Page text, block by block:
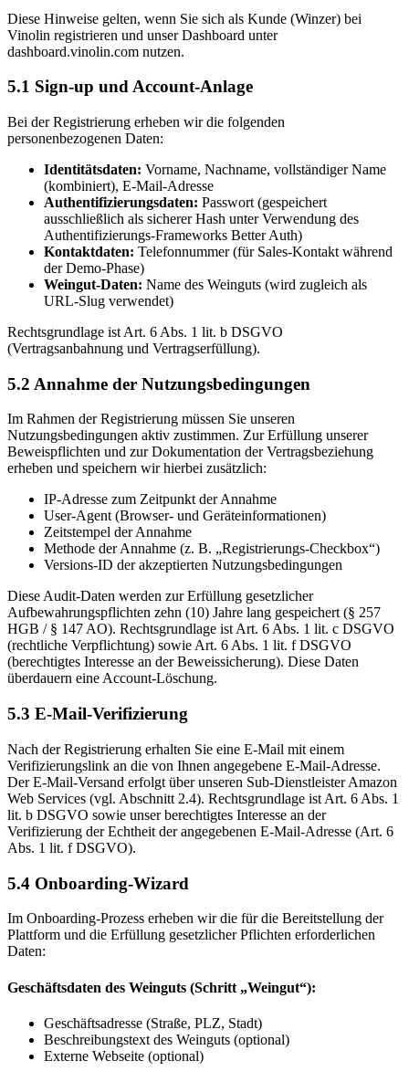
Diese Hinweise gelten, wenn Sie sich als Kunde (Winzer) bei
Vinolin registrieren und unser Dashboard unter
dashboard.vinolin.com nutzen.
5.1 Sign-up und Account-Anlage
Bei der Registrierung erheben wir die folgenden
personenbezogenen Daten:
Identitätsdaten: Vorname, Nachname, vollständiger Name
(kombiniert), E-Mail-Adresse
Authentifizierungsdaten: Passwort (gespeichert
ausschließlich als sicherer Hash unter Verwendung des
Authentifizierungs-Frameworks Better Auth)
Kontaktdaten: Telefonnummer (für Sales-Kontakt während
der Demo-Phase)
Weingut-Daten: Name des Weinguts (wird zugleich als
URL-Slug verwendet)
Rechtsgrundlage ist Art. 6 Abs. 1 lit. b DSGVO
(Vertragsanbahnung und Vertragserfüllung).
5.2 Annahme der Nutzungsbedingungen
Im Rahmen der Registrierung müssen Sie unseren
Nutzungsbedingungen aktiv zustimmen. Zur Erfüllung unserer
Beweispflichten und zur Dokumentation der Vertragsbeziehung
erheben und speichern wir hierbei zusätzlich:
IP-Adresse zum Zeitpunkt der Annahme
User-Agent (Browser- und Geräteinformationen)
Zeitstempel der Annahme
Methode der Annahme (z. B. „Registrierungs-Checkbox“)
Versions-ID der akzeptierten Nutzungsbedingungen
Diese Audit-Daten werden zur Erfüllung gesetzlicher
Aufbewahrungspflichten zehn (10) Jahre lang gespeichert (§ 257
HGB / § 147 AO). Rechtsgrundlage ist Art. 6 Abs. 1 lit. c DSGVO
(rechtliche Verpflichtung) sowie Art. 6 Abs. 1 lit. f DSGVO
(berechtigtes Interesse an der Beweissicherung). Diese Daten
überdauern eine Account-Löschung.
5.3 E-Mail-Verifizierung
Nach der Registrierung erhalten Sie eine E-Mail mit einem
Verifizierungslink an die von Ihnen angegebene E-Mail-Adresse.
Der E-Mail-Versand erfolgt über unseren Sub-Dienstleister Amazon
Web Services (vgl. Abschnitt 2.4). Rechtsgrundlage ist Art. 6 Abs. 1
lit. b DSGVO sowie unser berechtigtes Interesse an der
Verifizierung der Echtheit der angegebenen E-Mail-Adresse (Art. 6
Abs. 1 lit. f DSGVO).
5.4 Onboarding-Wizard
Im Onboarding-Prozess erheben wir die für die Bereitstellung der
Plattform und die Erfüllung gesetzlicher Pflichten erforderlichen
Daten:
Geschäftsdaten des Weinguts (Schritt „Weingut“):
Geschäftsadresse (Straße, PLZ, Stadt)
Beschreibungstext des Weinguts (optional)
Externe Webseite (optional)